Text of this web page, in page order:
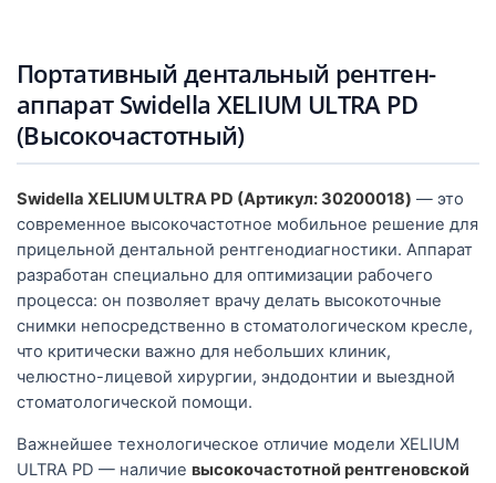
Портативный дентальный рентген-
аппарат Swidella XELIUM ULTRA PD
(Высокочастотный)
Swidella XELIUM ULTRA PD (Артикул: 30200018) — это
современное высокочастотное мобильное решение для
прицельной дентальной рентгенодиагностики. Аппарат
разработан специально для оптимизации рабочего
процесса: он позволяет врачу делать высокоточные
снимки непосредственно в стоматологическом кресле,
что критически важно для небольших клиник,
челюстно-лицевой хирургии, эндодонтии и выездной
стоматологической помощи.
Важнейшее технологическое отличие модели XELIUM
ULTRA PD — наличие высокочастотной рентгеновской